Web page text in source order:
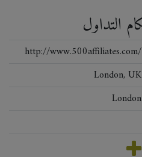
http://www.500affiliates.com/
London, UK
London